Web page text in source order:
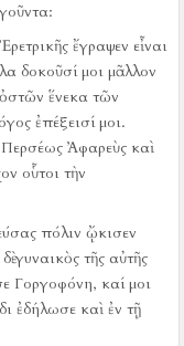
ἔγραψεν εἶναι
δοκοῦσί μοι μᾶλλον
ἕνεκα τῶν
ἐπέξεισί μοι.
Περσέως Ἀφαρεὺς καὶ
οὗτοι τὴν
πόλιν ᾤκισεν
γυναικὸς τῆς αὐτῆς
Γοργοφόνη, καί μοι
ἐδήλωσε καὶ ἐν τῇ